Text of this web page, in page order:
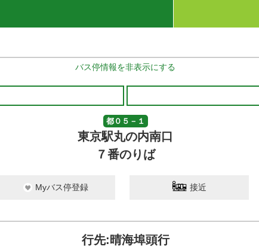
バス停情報を非表示にする
都０５－１
東京駅丸の内南口
７番のりば
Myバス停登録 接近
行先:晴海埠頭行